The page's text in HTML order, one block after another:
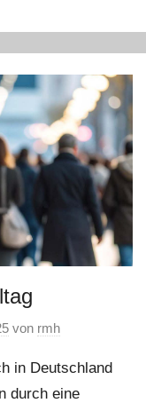
von rmh
in Deutschland
durch eine